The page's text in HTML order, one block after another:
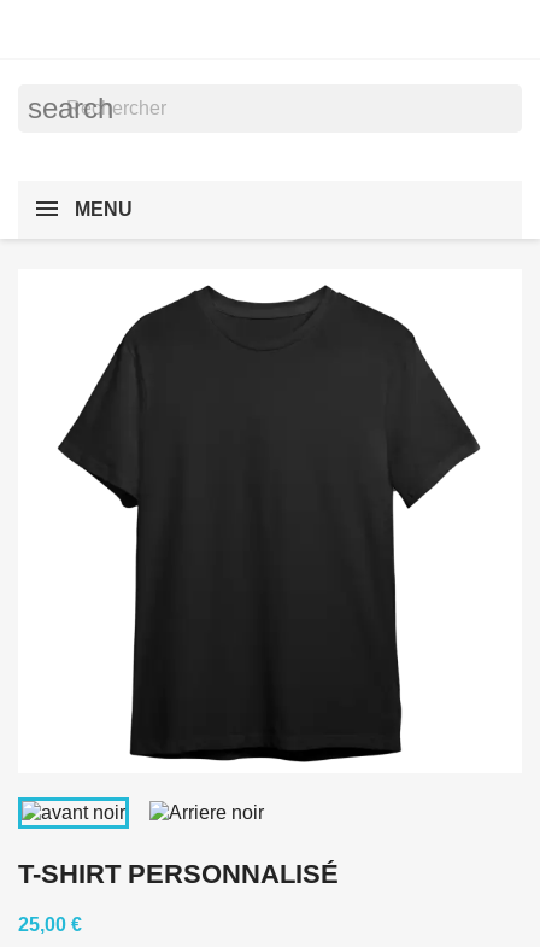
search
MENU
T-SHIRT PERSONNALISÉ
25,00 €